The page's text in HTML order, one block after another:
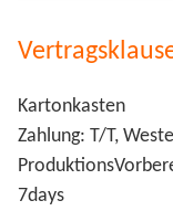
Kartonkasten
Zahlung: T/T,
7days